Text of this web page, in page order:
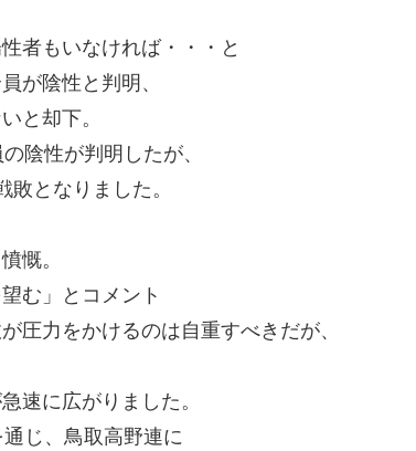
者もいなければ・・・と
が陰性と判明、
と却下。
陰性が判明したが、
となりました。
慨。
む」とコメント
圧力をかけるのは自重すべきだが、
速に広がりました。
じ、鳥取高野連に